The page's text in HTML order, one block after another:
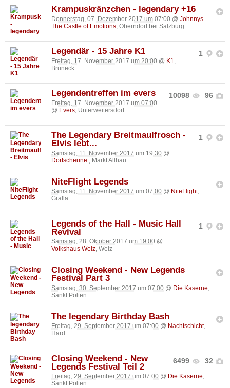
Krampuskränzchen - legendary +16
Donnerstag, 07. Dezember 2017 um 07:00 @ Johnnys -
The Castle of Emotions , Oberndorf bei Salzburg
1
Legendär - 15 Jahre K1
Freitag, 17. November 2017 um 20:00 @ K1
Bruneck
10098 96
Legendentreffen im evers
Freitag, 17. November 2017 um 07:00
@ Evers , Unterweitersdorf
1
The Legendary Breitmaulfrosch -
Elvis lebt...
Samstag, 11. November 2017 um 19:30 @
Dorfscheune
, Markt Allhau
NiteFlight Legends
Samstag, 11. November 2017 um 07:00 @ NiteFlight,
Gralla
1
Legends of the Hall - Music Hall
Revival
Samstag, 28. Oktober 2017 um 19:00 @
Volkshaus Weiz, Weiz
Closing Weekend - New Legends
Festival Part 3
Samstag, 30. September 2017 um 07:00 @ Die Kaserne
Sankt Pölten
The legendary Birthday Bash
Freitag, 29. September 2017 um 07:00 @ Nachtschicht,
Hard
6499 32
Closing Weekend - New
Legends Festival Teil 2
Freitag, 29. September 2017 um 07:00 @ Die Kaserne,
Sankt Pölten